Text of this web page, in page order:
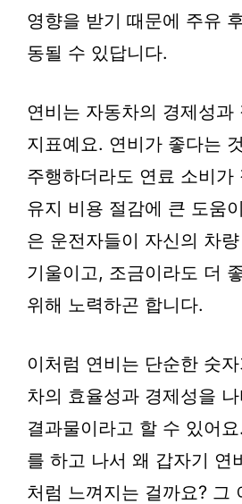
영향을 받기 때문에 주유
동될 수 있답니다.
연비는 자동차의 경제성과
지표예요. 연비가 좋다는
주행하더라도 연료 소비가
유지 비용 절감에 큰 도움
은 운전자들이 자신의 차
기울이고, 조금이라도 더
위해 노력하곤 합니다.
이처럼 연비는 단순한 숫
차의 효율성과 경제성을
결과물이라고 할 수 있어
를 하고 나서 왜 갑자기 연
처럼 느껴지는 걸까요? 그